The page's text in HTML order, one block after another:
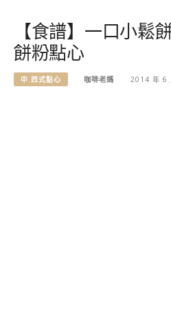
【食譜】一口小鬆
餅粉點心
中.西式點心 咖啡老媽 2014 年 6